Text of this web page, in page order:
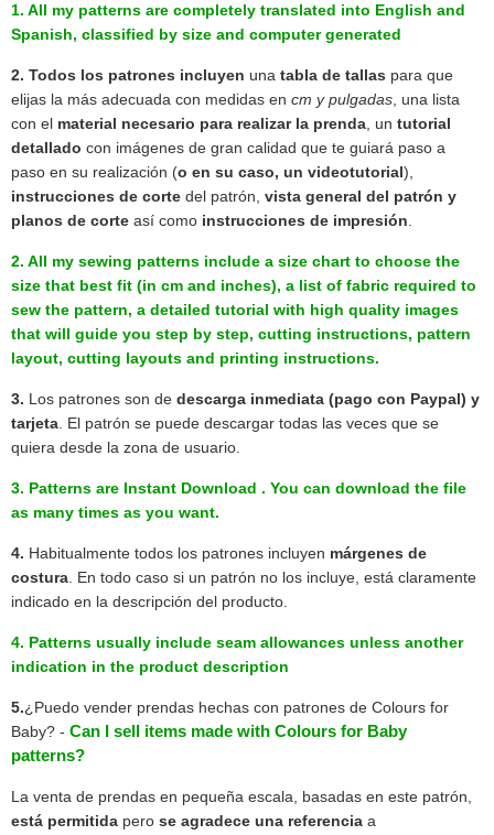
1. All my patterns are completely translated into English and
Spanish, classified by size and computer generated
2. Todos los patrones incluyen una tabla de tallas para que
elijas la más adecuada con medidas en cm y pulgadas , una lista
con el material necesario para realizar la prenda , un tutorial
detallado con imágenes de gran calidad que te guiará paso a
paso en su realización (o en su caso, un videotutorial),
instrucciones de corte del patrón, vista general del patrón y
planos de corte así como instrucciones de impresión
2. All my sewing patterns include a size chart to choose the
size that best fit (in cm and inches), a list of fabric required to
sew the pattern, a detailed tutorial with high quality images
that will guide you step by step, cutting instructions, pattern
layout, cutting layouts and printing instructions.
3. Los patrones son de descarga inmediata (pago con Paypal) y
tarjeta . El patrón se puede descargar todas las veces que se
quiera desde la zona de usuario.
3. Patterns are Instant Download . You can download the file
as many times as you want.
4. Habitualmente todos los patrones incluyen márgenes de
costura . En todo caso si un patrón no los incluye, está claramente
indicado en la descripción del producto.
4. Patterns usually include seam allowances unless another
indication in the product description
5.¿Puedo vender prendas hechas con patrones de Colours for
Baby? - Can I sell items made with Colours for Baby
patterns?
La venta de prendas en pequeña escala, basadas en este patrón,
está permitida pero se agradece una referencia a